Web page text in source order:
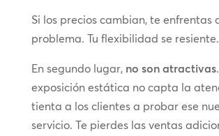
Si los precios cambian, te enfrentas
problema. Tu flexibilidad se resiente.
En segundo lugar, no son atractivas
exposición estática no capta la
tienta a los clientes a probar ese
servicio. Te pierdes las ventas